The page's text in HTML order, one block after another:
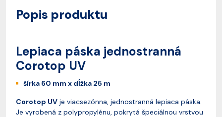
Popis produktu
Lepiaca páska jednostranná
Corotop UV
šírka 60 mm x dĺžka 25 m
Corotop UV je viacsezónna, jednostranná lepiaca páska.
Je vyrobená z polypropylénu, pokrytá špeciálnou vrstvou